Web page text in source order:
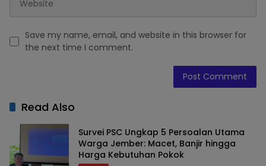
Save my name, email, and website in this browser for
the next time I comment.
Read Also
Survei PSC Ungkap 5 Persoalan Utama
Warga Jember: Macet, Banjir hingga
Harga Kebutuhan Pokok